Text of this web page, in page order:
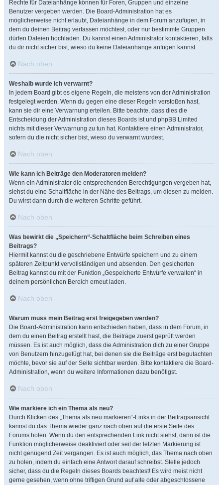
Rechte für Dateianhänge können für Foren, Gruppen und einzelne
Benutzer vergeben werden. Die Board-Administration hat es
möglicherweise nicht erlaubt, Dateianhänge in dem Forum anzufügen, in
dem du deinen Beitrag verfassen möchtest, oder nur bestimmte Gruppen
dürfen Dateien hochladen. Du kannst einen Administrator kontaktieren, falls
du dir nicht sicher bist, wieso du keine Dateianhänge anfügen kannst.
Nach oben
Weshalb wurde ich verwarnt?
In jedem Board gibt es eigene Regeln, die meistens von der Administration
festgelegt werden. Wenn du gegen eine dieser Regeln verstoßen hast,
kann sie dir eine Verwarnung erteilen. Bitte beachte, dass dies die
Entscheidung der Administration dieses Boards ist und phpBB Limited
nichts mit dieser Verwarnung zu tun hat. Kontaktiere einen Administrator,
sofern du die nicht sicher bist, wieso du verwarnt wurdest.
Nach oben
Wie kann ich Beiträge den Moderatoren melden?
Wenn ein Administrator die entsprechenden Berechtigungen vergeben hat,
siehst du eine Schaltfläche in der Nähe des Beitrags, um diesen zu melden.
Du wirst dann durch die weiteren Schritte geführt.
Nach oben
Was bewirkt die „Speichern“-Schaltfläche beim Schreiben eines
Beitrags?
Hiermit kannst du die geschriebene Entwürfe speichern und zu einem
späteren Zeitpunkt vervollständigen und absenden. Den gesicherten
Beitrag kannst du mit der Funktion „Gespeicherte Entwürfe verwalten“ in
deinem persönlichen Bereich erneut laden.
Nach oben
Warum muss mein Beitrag erst freigegeben werden?
Die Board-Administration kann entschieden haben, dass in dem Forum, in
dem du einen Beitrag erstellt hast, die Beiträge zuerst geprüft werden
müssen. Es ist auch möglich, dass die Administration dich zu einer Gruppe
von Benutzern hinzugefügt hat, bei denen sie die Beiträge erst begutachten
möchte, bevor sie auf der Seite sichtbar werden. Bitte kontaktiere die Board-
Administration, wenn du weitere Informationen dazu benötigst.
Nach oben
Wie markiere ich ein Thema als neu?
Durch Klicken des „Thema als neu markieren“-Links in der Beitragsansicht
kannst du das Thema wieder ganz nach oben auf die erste Seite des
Forums holen. Wenn du den entsprechenden Link nicht siehst, dann ist die
Funktion möglicherweise deaktiviert oder seit der letzten Markierung ist
nicht genügend Zeit vergangen. Es ist auch möglich, das Thema nach oben
zu holen, indem du einfach eine Antwort darauf schreibst. Stelle jedoch
sicher, dass du die Regeln dieses Boards beachtest! Es wird meist nicht
gerne gesehen, wenn ohne triftigen Grund auf alte oder abgeschlossene